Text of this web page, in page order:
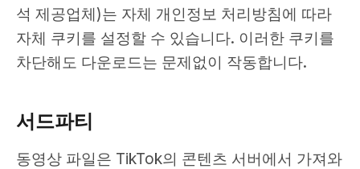
석 제공업체)는 자체 개인정보 처리방침에 따라
자체 쿠키를 설정할 수 있습니다. 이러한 쿠키를
차단해도 다운로드는 문제없이 작동합니다.
서드파티
동영상 파일은 TikTok의 콘텐츠 서버에서 가져와